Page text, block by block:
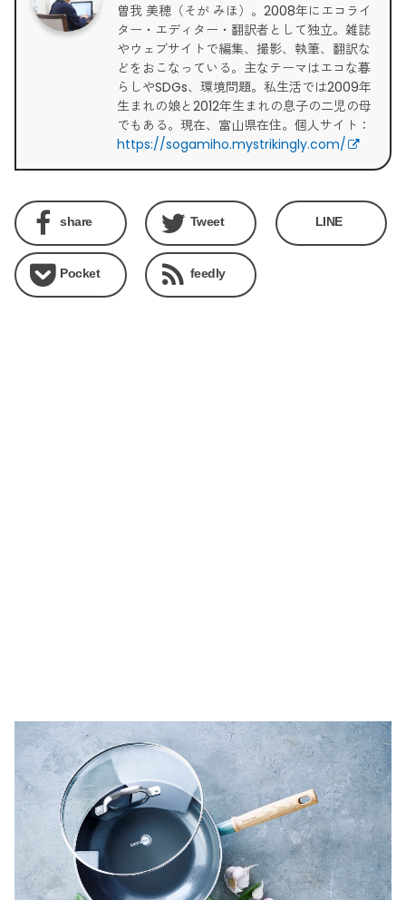
曽我 美穂（そが みほ）。2008年にエコライ
ター・エディター・翻訳者として独立。雑誌
やウェブサイトで編集、撮影、執筆、翻訳な
どをおこなっている。主なテーマはエコな暮
らしやSDGs、環境問題。私生活では2009年
生まれの娘と2012年生まれの息子の二児の母
でもある。現在、富山県在住。個人サイト：
https://sogamiho.mystrikingly.com/
share Tweet LINE
Pocket feedly